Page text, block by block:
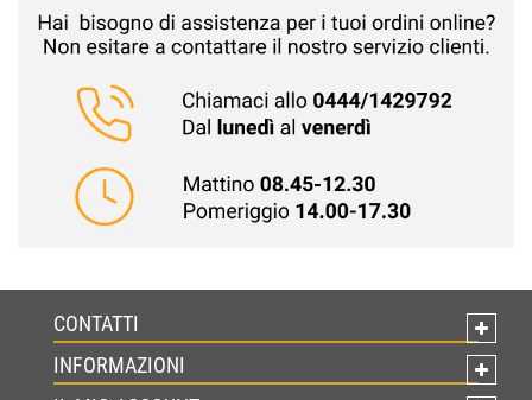
CONTATTI
INFORMAZIONI